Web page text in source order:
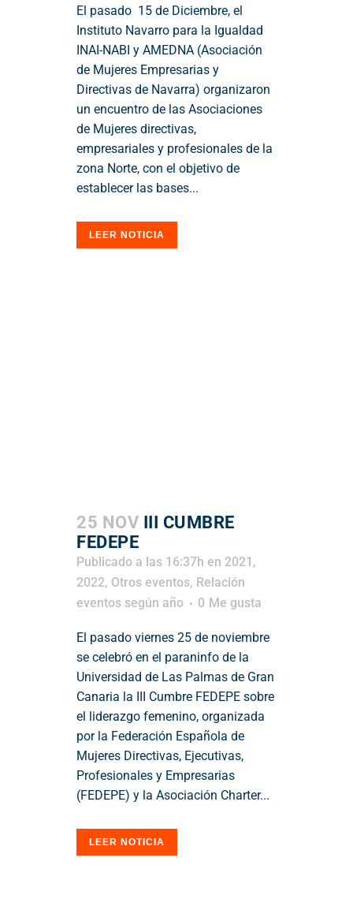
El pasado 15 de Diciembre, el
Instituto Navarro para la Igualdad
INAI-NABI y AMEDNA (Asociación
de Mujeres Empresarias y
Directivas de Navarra) organizaron
un encuentro de las Asociaciones
de Mujeres directivas,
empresariales y profesionales de la
zona Norte, con el objetivo de
establecer las bases...
LEER NOTICIA
25 NOV III CUMBRE
FEDEPE
Publicado a las 16:37h en 2021 ,
2022, Otros eventos, Relación
eventos según año
0 Me gusta
El pasado viernes 25 de noviembre
se celebró en el paraninfo de la
Universidad de Las Palmas de Gran
Canaria la III Cumbre FEDEPE sobre
el liderazgo femenino, organizada
por la Federación Española de
Mujeres Directivas, Ejecutivas,
Profesionales y Empresarias
(FEDEPE) y la Asociación Charter...
LEER NOTICIA